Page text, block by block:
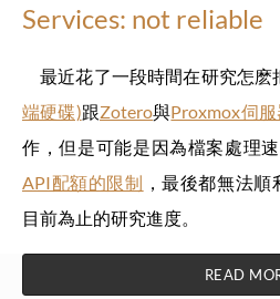
Services: not reliable
最近花了一段時間在研究怎麽
端硬碟)跟Zotero與Proxmox伺
作，但是可能是因為檔案處理
API配額的限制 ，最後都無法
目前為止的研究進度。
READ